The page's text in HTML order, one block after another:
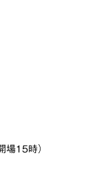
15時）